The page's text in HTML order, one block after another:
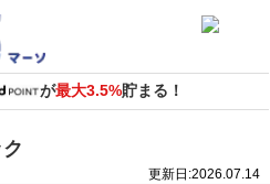
が最大3.5%貯まる！
更新日:2026.07.14